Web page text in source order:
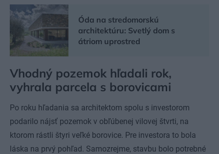
Óda na stredomorskú
architektúru: Svetlý dom s
átriom uprostred
Vhodný pozemok hľadali rok,
vyhrala parcela s borovicami
Po roku hľadania sa architektom spolu s investorom
podarilo nájsť pozemok v obľúbenej vilovej štvrti, na
ktorom rástli štyri veľké borovice. Pre investora to bola
láska na prvý pohľad. Samozrejme, stavbu bolo potrebné